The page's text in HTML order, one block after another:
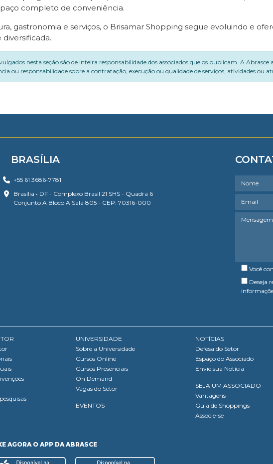
completo de conveniência.
gastronomia e serviços, o Brisamar Shopping segue evoluindo e
nesta seção são de inteira responsabilidade dos associados que os publicam. A
ou responsabilidade sobre a contratação, execução ou qualidade de serviços, atividades ou
BRASÍLIA
+55 61 3686-7781
Brasília • DF - Complexo Brasil 21 SHS - Quadra 6
Conjunto A Bloco A Sala 805 - CEP: 70316-000
Você
Deseja
UNIVERSIDADE
Sobre a Universidade
Cursos Online
Cursos Presenciais
On Demand
Vagas do Setor
EVENTOS
NOTÍCIAS
Defesa do Setor
Espaço do Associado
Envie sua Notícia
SEJA UM ASSOCIADO
Vantagens
Guia de Shoppings
Associe-se
AGORA O APP DA ABRASCE